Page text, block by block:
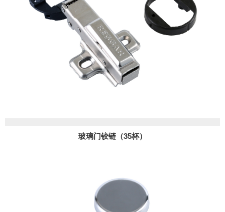
玻璃门铰链（35杯）